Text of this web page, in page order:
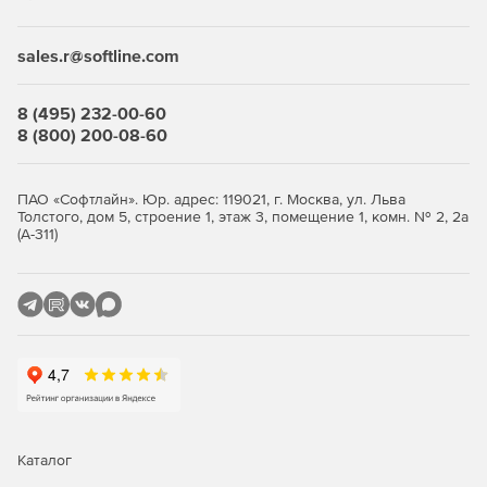
нужны, и не переплачивает за ненужные ему элементы
использовать.
Если необходимо обеспечить централизованное
управление защитой рабочих станций, требуется
лицензирование Центра управления Dr.Web Enterprise
нескольких компьютеров, до распределенных интранет-
администрирование защиты файловых серверов и
серверов приложений (включая терминальные серверы),
sales.r@softline.com
8 (495) 232-00-60
8 (800) 200-08-60
ПАО «Софтлайн». Юр. адрес: 119021, г. Москва, ул. Льва
Толстого, дом 5, строение 1, этаж 3, помещение 1, комн. № 2, 2а
(А-311)
Каталог